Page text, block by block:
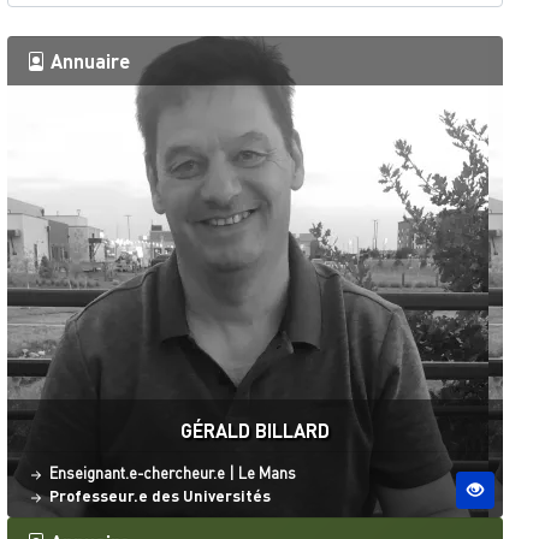
Annuaire
GÉRALD BILLARD
Statut
Enseignant.e-chercheur.e Site ESO
Le Mans
Professeur.e des Universités